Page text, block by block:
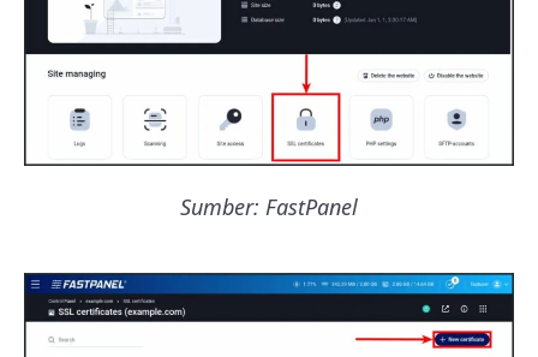
Sumber: FastPanel